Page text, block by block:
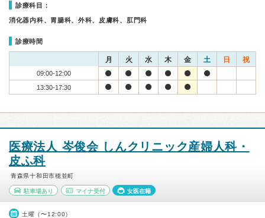
診療科目：
消化器内科、胃腸科、外科、皮膚科、肛門科
診療時間
月 火 水 木 金 土 日 祝
09:00-12:00
13:30-17:30
医療法人 岑俊会 しんクリニック産婦人科・
皮ふ科
青森県十和田市穂並町
駐車場あり マイナ受付 女医在籍
土曜（〜12:00）